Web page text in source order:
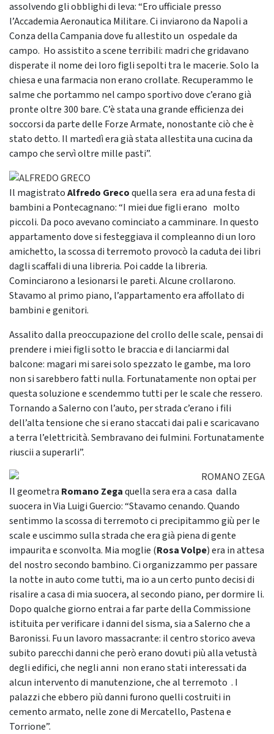
assolvendo gli obblighi di leva: “Ero ufficiale presso
l’Accademia Aeronautica Militare. Ci inviarono da Napoli a
Conza della Campania dove fu allestito un ospedale da
campo. Ho assistito a scene terribili: madri che gridavano
disperate il nome dei loro figli sepolti tra le macerie. Solo la
chiesa e una farmacia non erano crollate. Recuperammo le
salme che portammo nel campo sportivo dove c’erano già
pronte oltre 300 bare. C’è stata una grande efficienza dei
soccorsi da parte delle Forze Armate, nonostante ciò che è
stato detto. Il martedì era già stata allestita una cucina da
campo che servì oltre mille pasti”.
Il magistratoAlfredo Grecoquella sera era ad una festa di
bambini a Pontecagnano: “I miei due figli erano molto
piccoli. Da poco avevano cominciato a camminare. In questo
appartamento dove si festeggiava il compleanno di un loro
amichetto, la scossa di terremoto provocò la caduta dei libri
dagli scaffali di una libreria. Poi cadde la libreria.
Cominciarono a lesionarsi le pareti. Alcune crollarono.
Stavamo al primo piano, l’appartamento era affollato di
bambini e genitori.
Assalito dalla preoccupazione del crollo delle scale, pensai di
prendere i miei figli sotto le braccia e di lanciarmi dal
balcone: magari mi sarei solo spezzato le gambe, ma loro
non si sarebbero fatti nulla. Fortunatamente non optai per
questa soluzione e scendemmo tutti per le scale che ressero.
Tornando a Salerno con l’auto, per strada c’erano i fili
dell’alta tensione che si erano staccati dai pali e scaricavano
a terra l’elettricità. Sembravano dei fulmini. Fortunatamente
riuscii a superarli”.
Il geometra Romano Zegaquella sera era a casa dalla
suocera in Via Luigi Guercio: “Stavamo cenando. Quando
sentimmo la scossa di terremoto ci precipitammo giù per le
scale e uscimmo sulla strada che era già piena di gente
impaurita e sconvolta. Mia moglie (RosaVolpe) era in attesa
del nostro secondo bambino. Ci organizzammo per passare
la notte in auto come tutti, ma io a un certo punto decisi di
risalire a casa di mia suocera, al secondo piano, per dormire li.
Dopo qualche giorno entrai a far parte della Commissione
istituita per verificare i danni del sisma, sia a Salerno che a
Baronissi. Fu un lavoro massacrante: il centro storico aveva
subito parecchi danni che però erano dovuti più alla vetustà
degli edifici, che negli anni non erano stati interessati da
alcun intervento di manutenzione, che al terremoto . I
palazzi che ebbero più danni furono quelli costruiti in
cemento armato, nelle zone di Mercatello, Pastena e
Torrione”.